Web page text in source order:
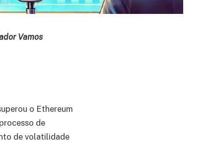
Vamos
o Ethereum
de
de volatilidade